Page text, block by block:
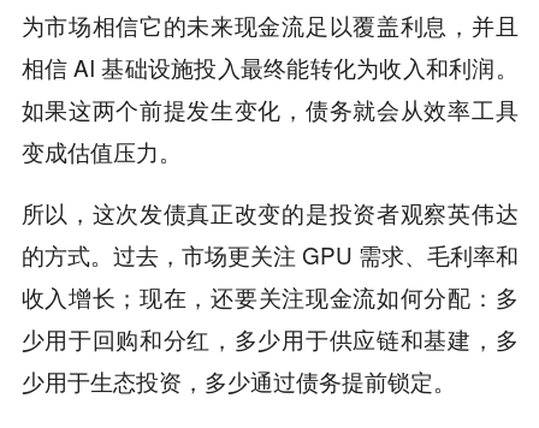
为市场相信它的未来现金流足以覆盖利息，并且
相信 AI 基础设施投入最终能转化为收入和利润。
如果这两个前提发生变化，债务就会从效率工具
变成估值压力。
所以，这次发债真正改变的是投资者观察英伟达
的方式。过去，市场更关注 GPU 需求、毛利率和
收入增长；现在，还要关注现金流如何分配：多
少用于回购和分红，多少用于供应链和基建，多
少用于生态投资，多少通过债务提前锁定。